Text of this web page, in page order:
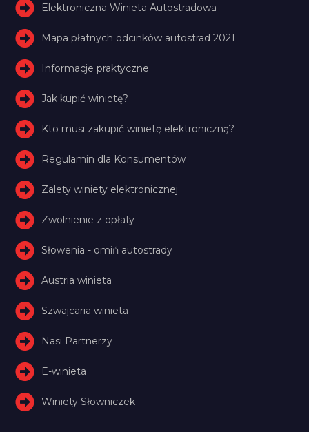
Elektroniczna Winieta Autostradowa
Mapa płatnych odcinków autostrad 2021
Informacje praktyczne
Jak kupić winietę?
Kto musi zakupić winietę elektroniczną?
Regulamin dla Konsumentów
Zalety winiety elektronicznej
Zwolnienie z opłaty
Słowenia - omiń autostrady
Austria winieta
Szwajcaria winieta
Nasi Partnerzy
E-winieta
Winiety Słowniczek